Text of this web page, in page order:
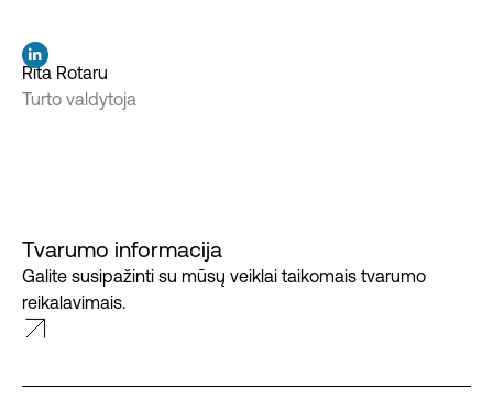
Rita Rotaru
Turto valdytoja
Tvarumo informacija
Galite susipažinti su mūsų veiklai taikomais tvarumo
reikalavimais.